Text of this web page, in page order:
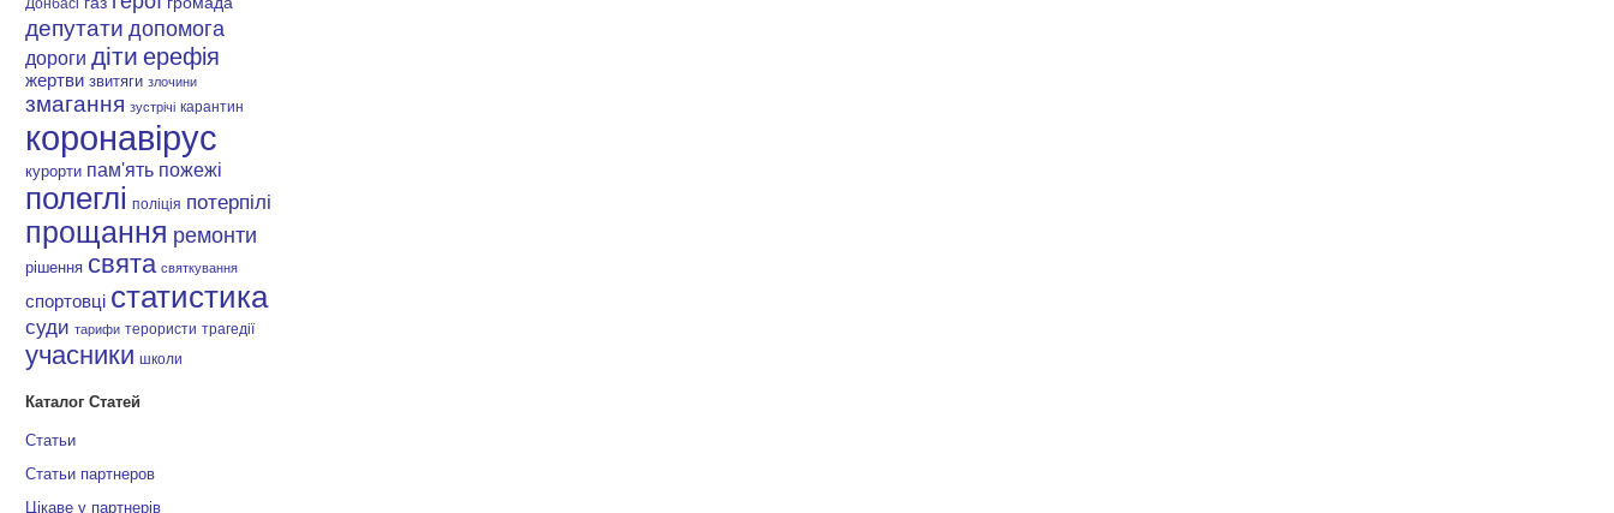
Донбасі
депутати допомога
дороги діти ерефія
жертви звитяги злочини
змагання зустрічі карантин
коронавірус
курорти пам'ять пожежі
полеглі поліція потерпілі
прощання ремонти
рішення свята святкування
спортовці статистика
суди тарифи терористи трагедії
учасники школи
Каталог Статей
Статьи
Статьи партнеров
Цікаве у партнерів